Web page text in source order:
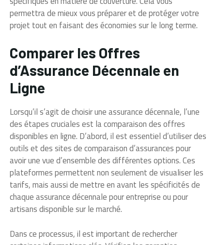
permettra de mieux vous préparer et de protéger votre
projet tout en faisant des économies sur le long terme.
Comparer les Offres
d’Assurance Décennale en
Ligne
Lorsqu’il s’agit de choisir une assurance décennale, l’une
des étapes cruciales est la comparaison des offres
disponibles en ligne. D’abord, il est essentiel d’utiliser des
outils et des sites de comparaison d’assurances pour
avoir une vue d’ensemble des différentes options. Ces
plateformes permettent non seulement de visualiser les
tarifs, mais aussi de mettre en avant les spécificités de
chaque assurance décennale pour entreprise ou pour
artisans disponible sur le marché.
Dans ce processus, il est important de rechercher